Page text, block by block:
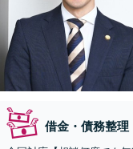
借金・債務整理